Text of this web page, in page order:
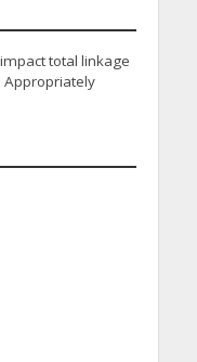
total linkage
Appropriately